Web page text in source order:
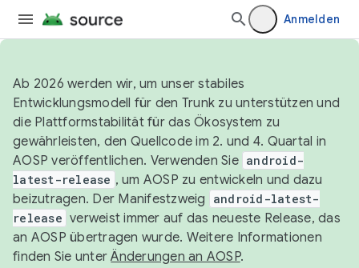
Anmelden
Ab 2026 werden wir, um unser stabiles
Entwicklungsmodell für den Trunk zu unterstützen und
die Plattformstabilität für das Ökosystem zu
gewährleisten, den Quellcode im 2. und 4. Quartal in
AOSP veröffentlichen. Verwenden Sie android-
latest-release , um AOSP zu entwickeln und dazu
beizutragen. Der Manifestzweig
android-latest-
release verweist immer auf das neueste Release, das
an AOSP übertragen wurde. Weitere Informationen
finden Sie unterÄnderungen an AOSP.